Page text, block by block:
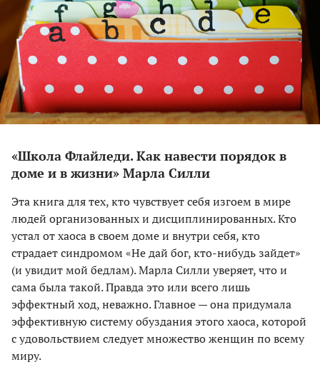
«Школа Флайледи. Как навести порядок в
доме и в жизни» Марла Силли
Эта книга для тех, кто чувствует себя изгоем в мире
людей организованных и дисциплинированных. Кто
устал от хаоса в своем доме и внутри себя, кто
страдает синдромом «Не дай бог, кто-нибудь зайдет»
(и увидит мой бедлам). Марла Силли уверяет, что и
сама была такой. Правда это или всего лишь
эффектный ход, неважно. Главное — она придумала
эффективную систему обуздания этого хаоса, которой
с удовольствием следует множество женщин по всему
миру.